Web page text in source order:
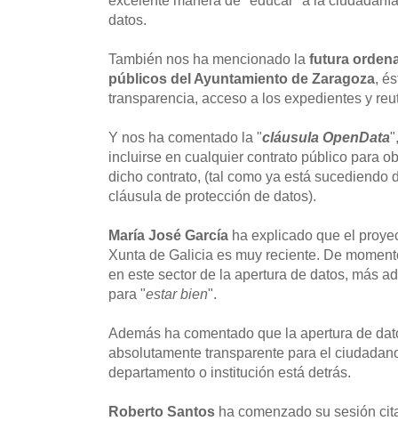
datos.
También nos ha mencionado la futura
públicos del Ayuntamiento de Zaragoza,
transparencia, acceso a los expedientes y
Y nos ha comentado la "cláusula OpenData
incluirse en cualquier contrato público para
dicho contrato, (tal como ya está sucediendo
cláusula de protección de datos).
María José García ha explicado que el
Xunta de Galicia es muy reciente. De
en este sector de la apertura de datos, más
para "estar bien".
Además ha comentado que la apertura de
absolutamente transparente para el
departamento o institución está detrás.
Roberto Santos ha comenzado su sesión